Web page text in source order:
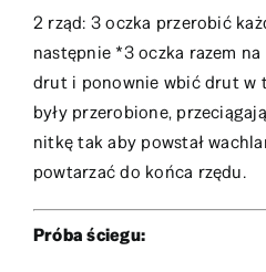
2 rząd: 3 oczka przerobić
następnie *3 oczka razem
drut i ponownie wbić drut w
były przerobione,
nitkę tak aby powstał
powtarzać do końca rzędu.
Próba ściegu: